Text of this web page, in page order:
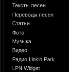
Тексты песен
Переводы песен
Статьи
Фото
Музыка
Видео
Радио Linkin Park
LPN Widget